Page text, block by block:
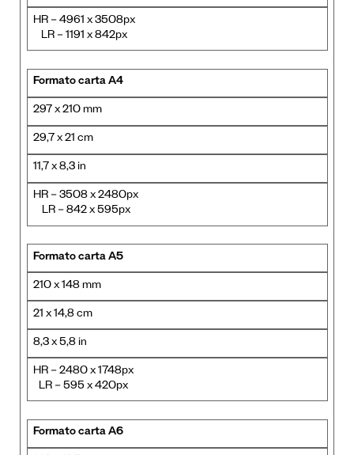
HR – 4961 x 3508px
LR – 1191 x 842px
Formato carta A4
297 x 210 mm
29,7 x 21 cm
11,7 x 8,3 in
HR – 3508 x 2480px
LR – 842 x 595px
Formato carta A5
210 x 148 mm
21 x 14,8 cm
8,3 x 5,8 in
HR – 2480 x 1748px
LR – 595 x 420px
Formato carta A6